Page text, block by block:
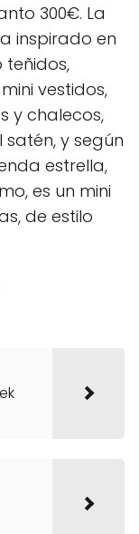
300€. La
inspirado en
teñidos,
vestidos,
y chalecos,
y según
estrella,
es un mini
de estilo